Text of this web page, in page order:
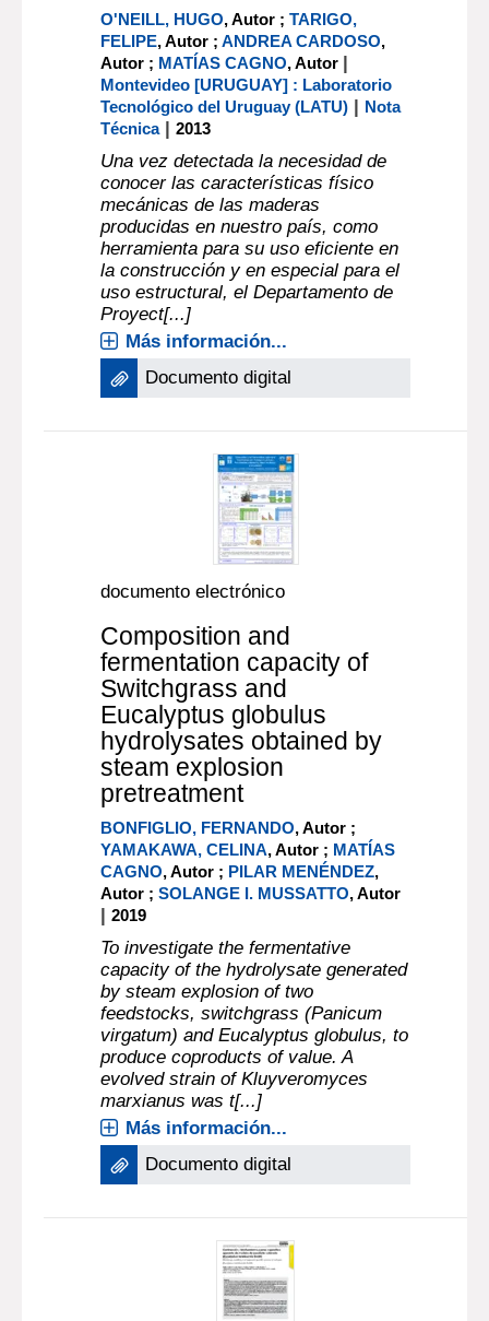
O'NEILL, HUGO, Autor ;TARIGO,
FELIPE, Autor ;ANDREA CARDOSO,
Autor ; MATÍAS CAGNO, Autor |
Montevideo [URUGUAY] : Laboratorio
Tecnológico del Uruguay (LATU) | Nota
Técnica|2013
Una vez detectada la necesidad de
conocer las características físico
mecánicas de las maderas
producidas en nuestro país, como
herramienta para su uso eficiente en
la construcción y en especial para el
uso estructural, el Departamento de
Proyect[...]
Más información...
Documento digital
documento electrónico
Composition and
fermentation capacity of
Switchgrass and
Eucalyptus globulus
hydrolysates obtained by
steam explosion
pretreatment
BONFIGLIO, FERNANDO, Autor ;
YAMAKAWA, CELINA, Autor ; MATÍAS
CAGNO, Autor ; PILAR MENÉNDEZ,
Autor ;SOLANGE I. MUSSATTO, Autor
|2019
To investigate the fermentative
capacity of the hydrolysate generated
by steam explosion of two
feedstocks, switchgrass (Panicum
virgatum) and Eucalyptus globulus, to
produce coproducts of value. A
evolved strain of Kluyveromyces
marxianus was t[...]
Más información...
Documento digital